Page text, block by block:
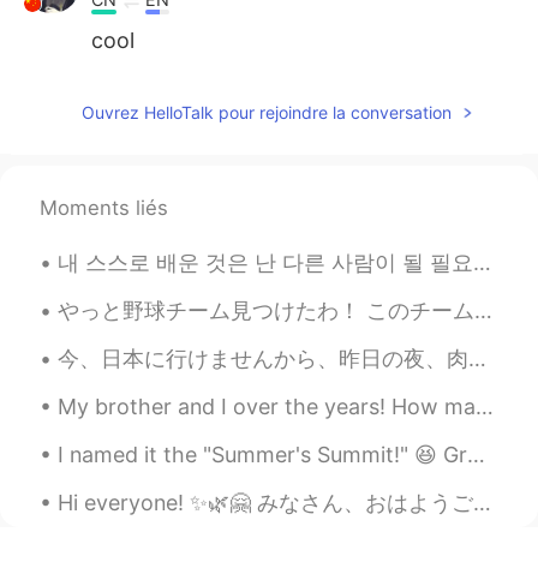
cool
Ouvrez HelloTalk pour rejoindre la conversation
Moments liés
내 스스로 배운 것은 난 다른 사람이 될 필요가 없다는 것이다 그냥 내 모습이면 충분하다.. 🖤 Today is those days I won't leave bed all ...
やっと野球チーム見つけたわ！ このチームでプレーするのは二回目だけど、スターティングメンバーと打順で1になった😅 6歳からずっと野球やったけど、軟式野球がまだまだ習ってきてない。 軟式はフィール...
今、日本に行けませんから、昨日の夜、肉じゃがを作ってみました。たまねぎとにんじんとじゃがいもと肉もなべに入れて、だしとしょうゆと酢と酒とさとうでにました。 昨日は美味しかったですけど、今日もっ...
My brother and I over the years! How many siblings do you have? How do you pass the time with fam...
I named it the "Summer's Summit!" 😆 Ground pork with dried onions, scallions, dried oregano, pep...
Hi everyone! ✨🌿🤗 みなさん、おはようございます Today is a beautiful day. 👌🌿☀️🌤️ 今日は、きれいな日です。 It actually, rain...